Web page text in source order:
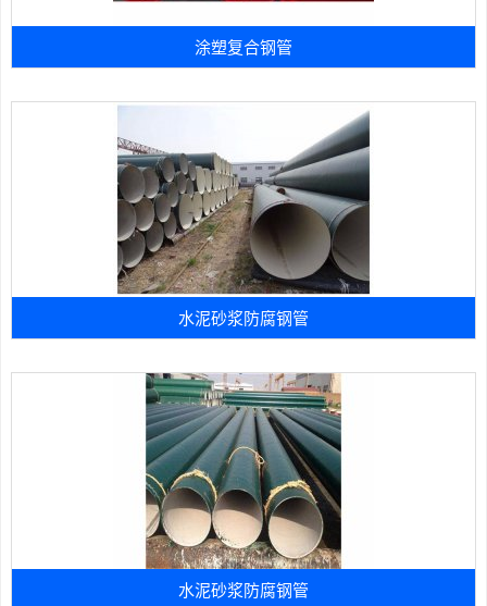
涂塑复合钢管
水泥砂浆防腐钢管
水泥砂浆防腐钢管